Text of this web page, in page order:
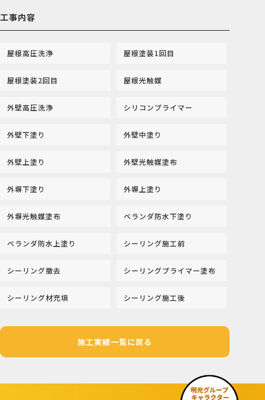
工事内容
屋根高圧洗浄 屋根塗装1回目
屋根塗装2回目 屋根光触媒
外壁高圧洗浄 シリコンプライマー
外壁下塗り 外壁中塗り
外壁上塗り 外壁光触媒塗布
外塀下塗り 外塀上塗り
外塀光触媒塗布 ベランダ防水下塗り
ベランダ防水上塗り シーリング施工前
シーリング撤去 シーリングプライマー塗布
シーリング材充填 シーリング施工後
施工実績一覧に戻る